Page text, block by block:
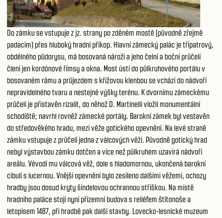
Do zámku se vstupuje z jz. strany po zděném mostě (původně zřejmě
padacím) přes hluboký hradní příkop. Hlavní zámecký palác je třípatrový,
obdélného půdorysu, má bosovaná nároží a jeho čelní a boční průčelí
člení jen kordónové římsy a okna. Most ústí do půlkruhového portálu v
bosovaném rámu a průjezdem s křížovou klenbou se vchází do nádvoří
nepravidelného tvaru a nestejné výšky terénu. K dvornímu zámeckému
průčelí je přistavěn rizalit, do něhož D. Martinelli vložil monumentální
schodiště; navrhl rovněž zámecké portály. Barokní zámek byl vestavěn
do středověkého hradu, mezi věže gotického opevnění. Na levé straně
zámku vstupuje z průčelí jedna z válcových věží. Původně gotický hrad
nebyl výstavbou zámku dotčen a více než půlkruhem uzavírá nádvoří
areálu. Vévodí mu válcová věž, dole s hladomornou, ukončená barokní
cibulí s lucernou. Vnější opevnění bylo zesíleno dalšími věžemi, ochozy
hradby jsou dosud kryty šindelovou ochrannou stříškou. Na místě
hradního paláce stojí nyní přízemní budova s reliéfem štítonoše a
letopisem 1487, při hradbě pak další stavby. Lovecko-lesnické muzeum